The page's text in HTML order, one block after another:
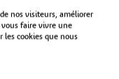
nos visiteurs, améliorer
faire vivre une
cookies que nous